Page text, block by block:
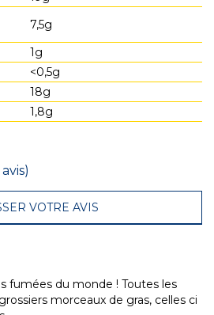
7,5g
1g
<0,5g
18g
1,8g
VOTRE AVIS
fumées du monde ! Toutes les
morceaux de gras, celles ci